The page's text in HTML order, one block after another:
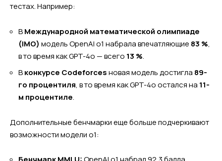
тестах. Например:
ВМеждународной математической олимпиаде
(IMO) модель OpenAI o1 набрала впечатляющие 83 %,
в то время как GPT-4o — всего 13 %.
Вконкурсе Codeforcesновая модель достигла 89-
го процентиля, в то время как GPT-4o остался на 11-
м процентиле.
Дополнительные бенчмарки еще больше подчеркивают
возможности модели o1: